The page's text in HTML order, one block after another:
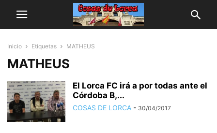
Inicio Etiquetas MATHEUS
MATHEUS
El Lorca FC irá a por todas ante el
Córdoba B,...
COSAS DE LORCA - 30/04/2017